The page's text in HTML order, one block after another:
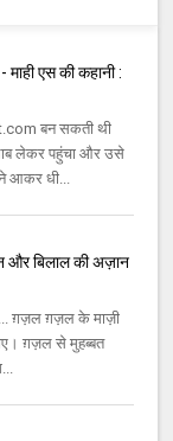
एस की कहानी :
बन सकती थी
लेकर पहुंचा और उसे
आकर धी...
और बिलाल की अज़ान
ग़ज़ल ग़ज़ल के माज़ी
ग़ज़ल से मुहब्बत